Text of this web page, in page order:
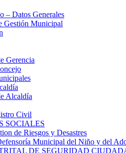
– Datos Generales
Gestión Municipal
Gerencia
Alcaldía
Civil
SOCIALES
de Riesgos y Desastres
Municipal del Niño y del
DE SEGURIDAD